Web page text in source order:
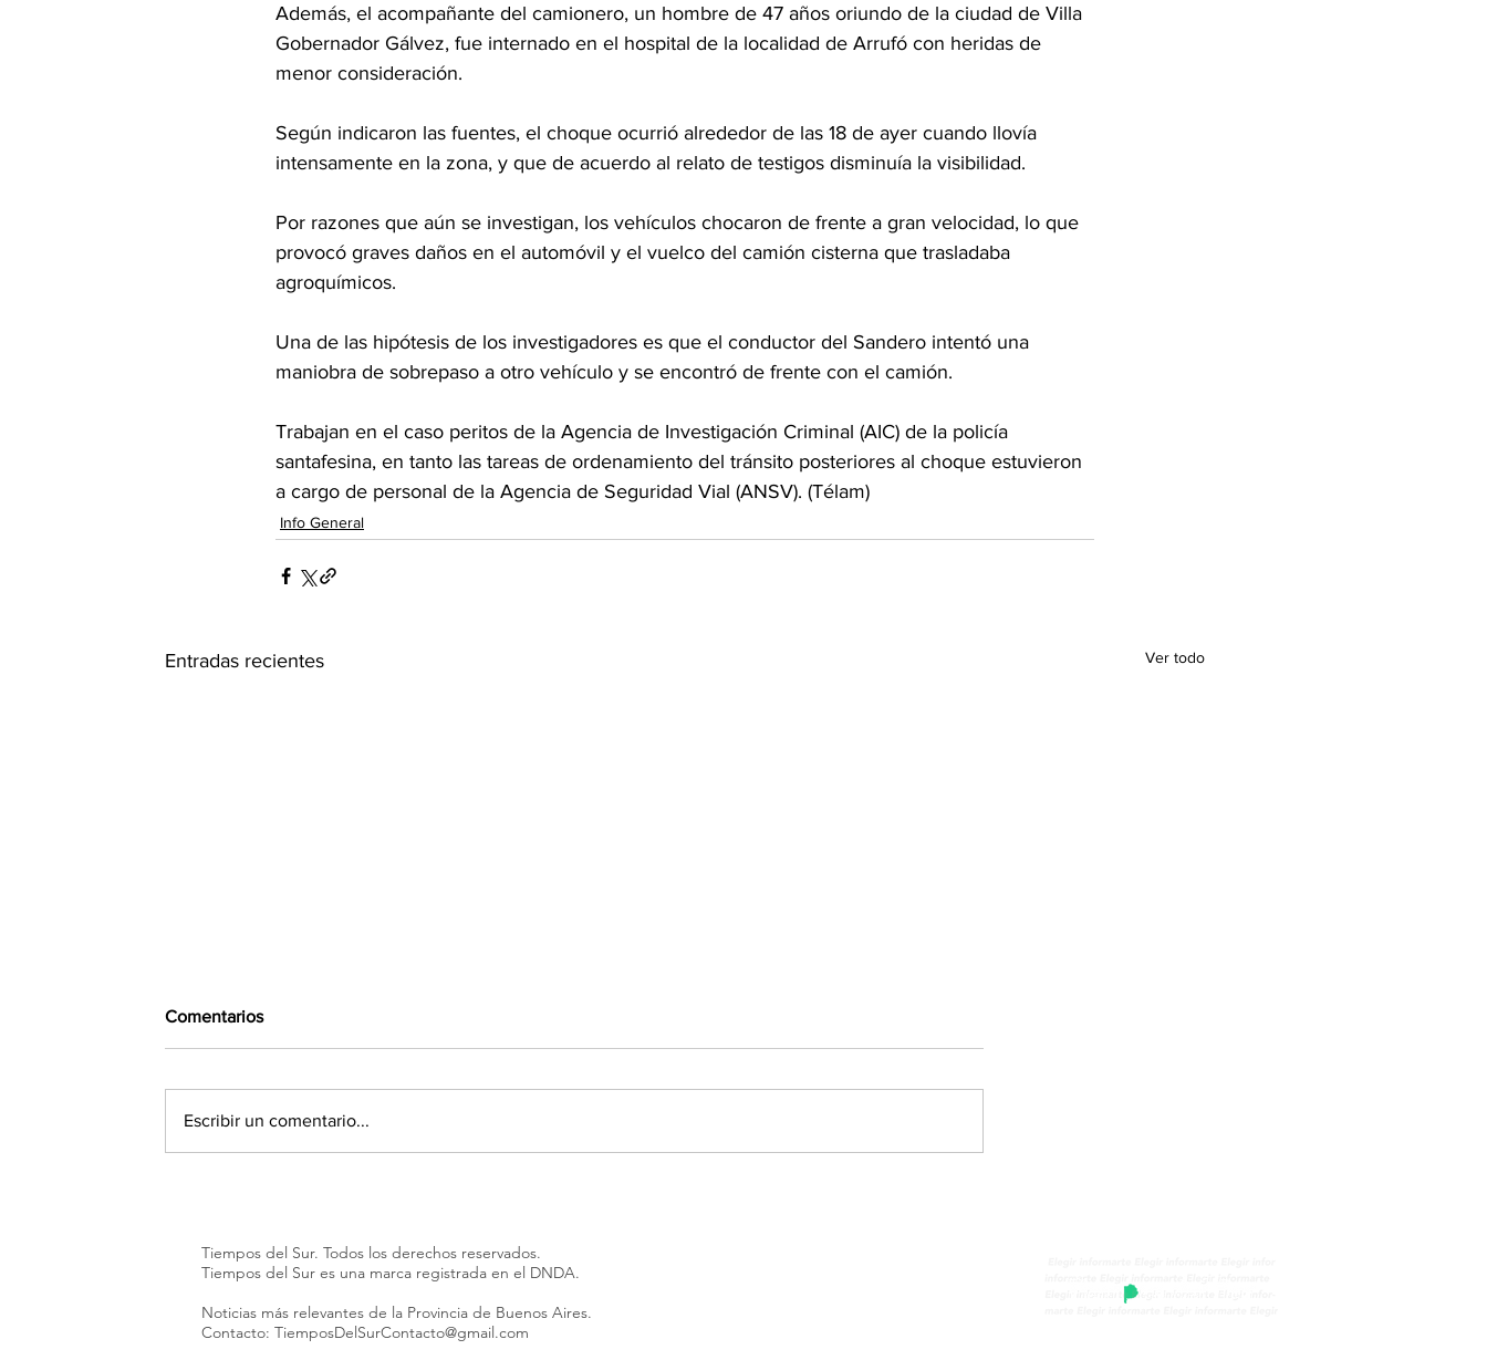
Además, el acompañante del camionero, un hombre de 47 años oriundo de la ciudad de Villa
Gobernador Gálvez, fue internado en el hospital de la localidad de Arrufó con heridas de
menor consideración.
Según indicaron las fuentes, el choque ocurrió alrededor de las 18 de ayer cuando llovía
intensamente en la zona, y que de acuerdo al relato de testigos disminuía la visibilidad.
Por razones que aún se investigan, los vehículos chocaron de frente a gran velocidad, lo que
provocó graves daños en el automóvil y el vuelco del camión cisterna que trasladaba
agroquímicos.
Una de las hipótesis de los investigadores es que el conductor del Sandero intentó una
maniobra de sobrepaso a otro vehículo y se encontró de frente con el camión.
Trabajan en el caso peritos de la Agencia de Investigación Criminal (AIC) de la policía
santafesina, en tanto las tareas de ordenamiento del tránsito posteriores al choque estuvieron
a cargo de personal de la Agencia de Seguridad Vial (ANSV). (Télam)
Info General
Entradas recientes Ver todo
Candela Arizaga
Comentarios
Escribir un comentario...
Tiempos del Sur. Todos los derechos reservados.
Tiempos del Sur es una marca registrada en el DNDA.
Noticias más relevantes de la Provincia de Buenos Aires.
Contacto: TiemposDelSurContacto@gmail.com